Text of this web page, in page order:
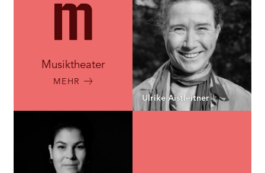
Musiktheater
MEHR
Ulrike Aistleitner